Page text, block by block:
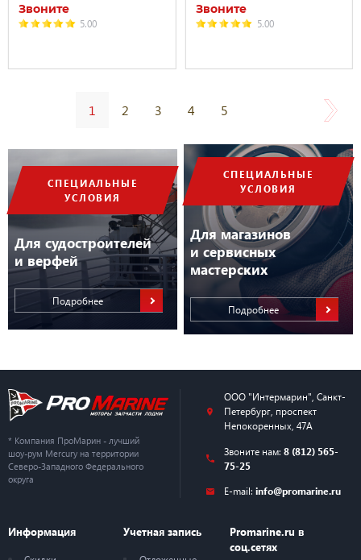
СПЕЦИАЛЬНЫЕ
УСЛОВИЯ
Для судостроителей
и верфей
Подробнее
СПЕЦИАЛЬНЫЕ
УСЛОВИЯ
Для магазинов
и сервисных
мастерских
Подробнее
Звоните
5.00
Звоните
5.00
1 2 3 4 5
* Компания ПроМарин - лучший
шоу-рум Mercury на территории
Северо-Западного Федерального
округа
ООО "Интермарин", Санкт-
Петербург, проспект
Непокоренных, 47А
Звоните нам: 8 (812) 565-
75-25
E-mail: info@promarine.ru
Информация Учетная запись
Promarine.ru в
соц.сетях